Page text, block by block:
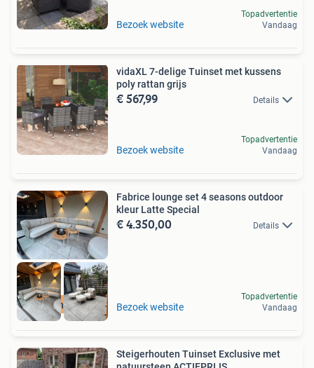
Bezoek website
Topadvertentie
Vandaag
vidaXL 7-delige Tuinset met kussens
poly rattan grijs
€ 567,99 Details
Bezoek website
Topadvertentie
Vandaag
4 Seasons Outdoor
Fabrice lounge set 4 seasons outdoor
kleur Latte Special
€ 4.350,00 Details
Bezoek website
Topadvertentie
Vandaag
Steigerhouten Tuinset Exclusive met